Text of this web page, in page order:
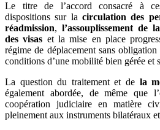
Le titre de l’accord consacré à
dispositions sur la circulation des
réadmission, l’assouplissement de
des visas et la mise en place
régime de déplacement sans
conditions d’une mobilité bien gérée et
La question du traitement et de la
également abordée, de même que
coopération judiciaire en matière
pleinement aux instruments bilatéraux